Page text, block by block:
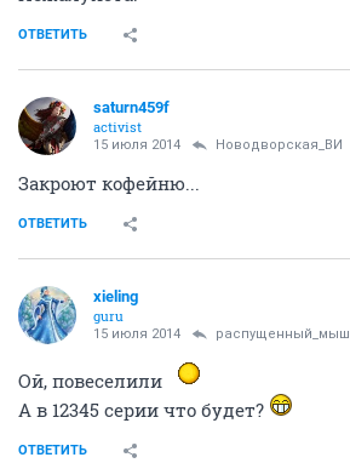
ОТВЕТИТЬ
saturn459f
activist
15 июля 2014 Новодворcкая_ВИ
Закроют кофейню...
ОТВЕТИТЬ
xieling
guru
15 июля 2014 распущенный_мыш
Ой, повеселили
А в 12345 серии что будет?
ОТВЕТИТЬ